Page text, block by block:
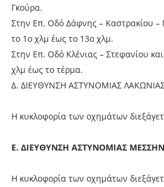
Γκούρα.
Στην Επ. Οδό Δάφνης – Καστρακίου –
το 1ο χλμ έως το 13ο χλμ.
Στην Επ. Οδό Κλένιας – Στεφανίου
χλμ έως το τέρμα.
Δ. ΔΙΕΥΘΥΝΣΗ ΑΣΤΥΝΟΜΙΑΣ
Η κυκλοφορία των οχημάτων
Ε. ΔΙΕΥΘΥΝΣΗ ΑΣΤΥΝΟΜΙΑΣ
Η κυκλοφορία των οχημάτων